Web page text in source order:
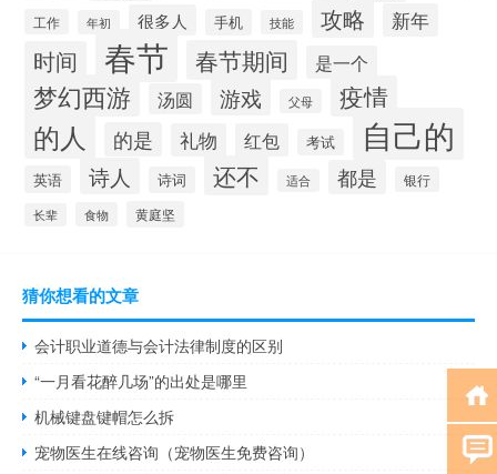
工作 年初 很多人 手机 技能 攻略 新年
时间 春节 春节期间 是一个
梦幻西游 汤圆 游戏 父母 疫情
的人 的是 礼物 红包 考试 自己的
英语 诗人 诗词 还不 适合 都是 银行
长辈 食物 黄庭坚
猜你想看的文章
会计职业道德与会计法律制度的区别
“一月看花醉几场”的出处是哪里
机械键盘键帽怎么拆
宠物医生在线咨询（宠物医生免费咨询）